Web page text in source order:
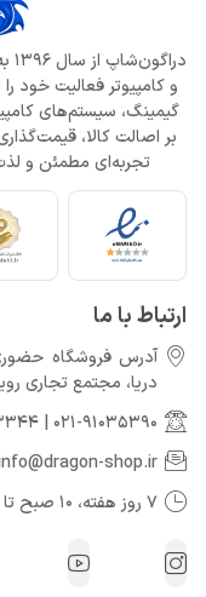
و کامپیوتر فعالیت خود
گیمینگ، سیستم‌های
بر اصالت کالا،
تجربه‌ای مطمئن و
ارتباط با ما
آدرس فروشگاه
دريا، مجتمع تجارى رويـال، طبقه
021-91035390
shop.ir
7 روز هفته، 10 صبح تا 9 شب پاسخگوی شما عزیزان هستیم.